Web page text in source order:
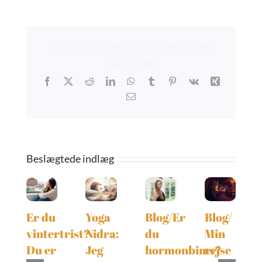
Facebook
X RedditLinkedInWhatsApp
TumblrPinterest
Vk
Xing
E-
Beslægtede indlæg
Er du
vintertrist?
Du er
Yoga
Nidra:
Jeg
Blog/Er
du
hormonbims?
Blog/
Min
rejse